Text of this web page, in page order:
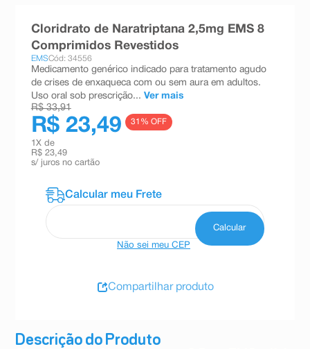
Descrição do Produto
Cloridrato de Naratriptana 2,5mg EMS 8
Comprimidos Revestidos
EMSCód: 34556
Medicamento genérico indicado para tratamento agudo
de crises de enxaqueca com ou sem aura em adultos.
Uso oral sob prescrição... Ver mais
R$ 33,91
R$ 23,49 31 % OFF
1 X de
R$ 23,49
s/ juros no cartão
Não sei meu CEP
Compartilhar produto
absorvente
10ºshampoo